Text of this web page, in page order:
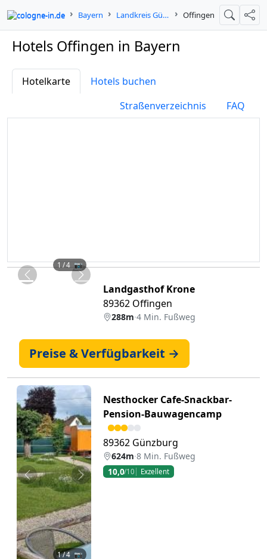
cologne-in.de Bayern Landkreis Günzburg Offingen Suche
Hotels Offingen in Bayern
Hotelkarte
Hotels buchen
Straßenverzeichnis
FAQ
Zurück Weiter
1/ 4 📷
Landgasthof Krone
89362 Offingen
288m·4 Min. Fußweg
Preise & Verfügbarkeit →
Zurück Weiter
1/ 4 📷
Nesthocker Cafe-Snackbar-
Pension-Bauwagencamp
89362 Günzburg
624m·8 Min. Fußweg
10,0/10 Exzellent